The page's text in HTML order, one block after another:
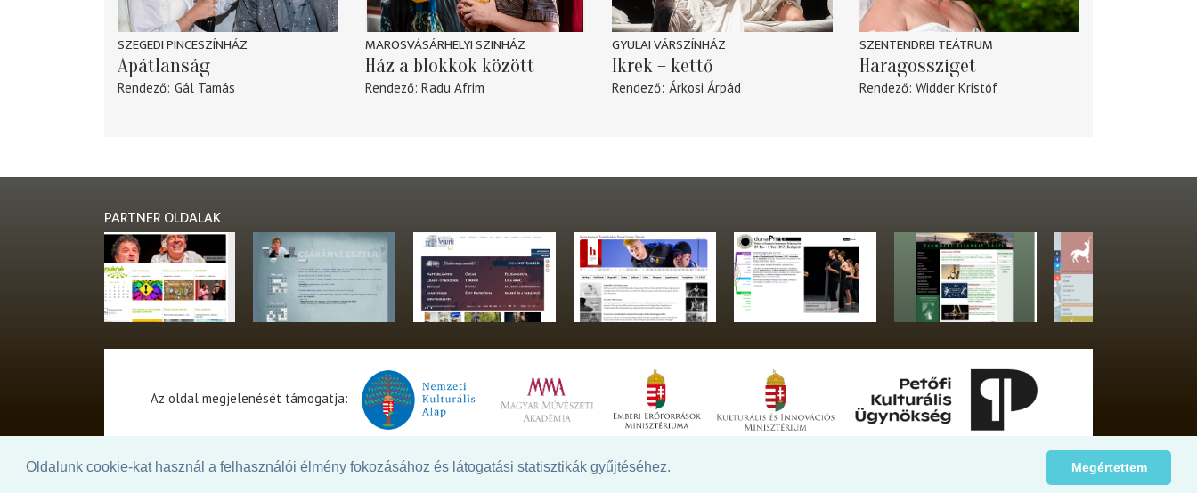
Oldalunk cookie-kat használ a felhasználói élmény fokozásához és látogatási statisztikák gyűjtéséhez. Megértettem
SZEGEDI PINCESZÍNHÁZ
Apátlanság
Rendező Gál Tamás
MAROSVÁSÁRHELYI SZINHÁZ
Ház a blokkok között
Rendező Radu Afrim
GYULAI VÁRSZÍNHÁZ
Ikrek – kettő
Rendező Árkosi Árpád
SZENTENDREI TEÁTRUM
Haragossziget
Rendező Widder Kristóf
PARTNER OLDALAK
Az oldal megjelenését támogatja: